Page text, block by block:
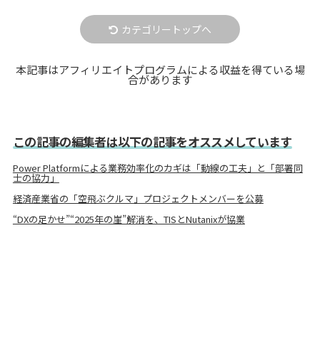
カテゴリートップへ
本記事はアフィリエイトプログラムによる収益を得ている場
合があります
この記事の編集者は以下の記事をオススメしています
Power Platformによる業務効率化のカギは「動線の工夫」と「部署同
士の協力」
経済産業省の「空飛ぶクルマ」プロジェクトメンバーを公募
“DXの足かせ”“2025年の崖”解消を、TISとNutanixが協業